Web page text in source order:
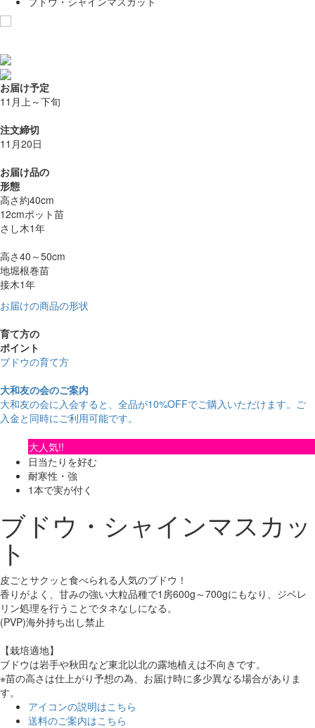
お届け予定
11月上～下旬
注文締切
11月20日
お届け品の
形態
高さ約40cm
12cmポット苗
さし木1年
高さ40～50cm
地堀根巻苗
接木1年
お届けの商品の形状
育て方の
ポイント
ブドウの育て方
大和友の会のご案内
大和友の会に入会すると、 全品が10%OFFでご購入いただけます。ご
入金と同時にご利用可能です。
大人気!!
日当たりを好む
耐寒性・強
1本で実が付く
ブドウ・シャインマスカッ
ト
皮ごとサクッと食べられる人気のブドウ！
香りがよく、甘みの強い大粒品種で1房600g～700gにもなり、ジベレ
リン処理を行うことでタネなしになる。
(PVP)海外持ち出し禁止
【栽培適地】
ブドウは岩手や秋田など東北以北の露地植えは不向きです。
※苗の高さは仕上がり予想の為、お届け時に多少異なる場合がありま
す。
アイコンの説明はこちら
送料のご案内はこちら